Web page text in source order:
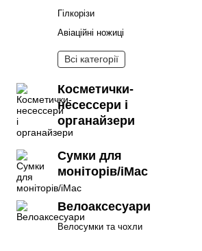
Гілкорізи
Авіаційні ножиці
Всі категорії
Косметички-
несессери і
органайзери
Сумки для
моніторів/iMac
Велоаксесуари
Велосумки та чохли